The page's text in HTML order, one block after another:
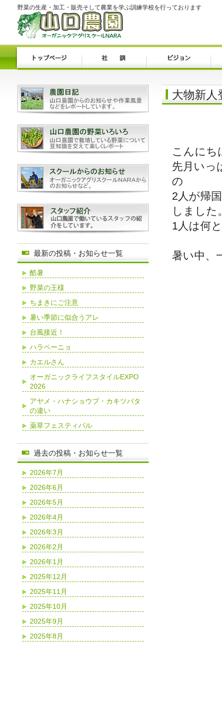
野菜の生産・加工・販売そして農業を学ぶ訓練学校を行っております
大物新
こんにち
先月いっ
の
2人が帰
しました
1人は何
暑い中、
最新の投稿・お知らせ一覧
酷暑
野菜の王様
ちまきにご注意
暑い季節に似合うアレ
台風接近！
ハラペーニョ
カエルさん
オーガニックライフスタイルEXPO
2026
アヤメ・ハナショウブ・カキツバタ
の違い
薬草フェスティバル
過去の投稿・お知らせ一覧
2026年7月
2026年6月
2026年5月
2026年4月
2026年3月
2026年2月
2026年1月
2025年12月
2025年11月
2025年10月
2025年9月
2025年8月